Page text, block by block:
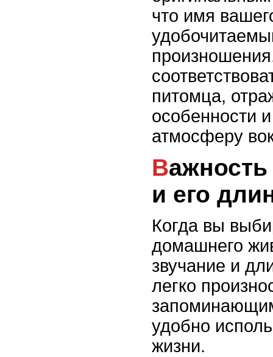
что имя
питомца,
особенности
атмосферу
Важность звучания имени
и его
Когда вы
домашнего
звучание и
легко
удобно
жизни.